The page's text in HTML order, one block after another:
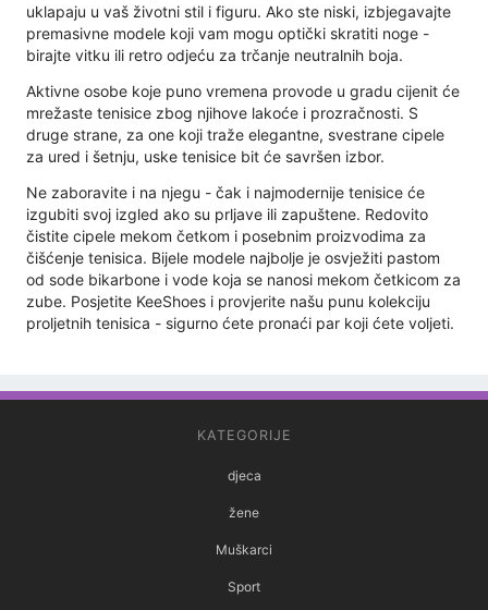
uklapaju u vaš životni stil i figuru. Ako ste niski, izbjegavajte
premasivne modele koji vam mogu optički skratiti noge -
birajte vitku ili retro odjeću za trčanje neutralnih boja.
Aktivne osobe koje puno vremena provode u gradu cijenit će
mrežaste tenisice zbog njihove lakoće i prozračnosti. S
druge strane, za one koji traže elegantne, svestrane cipele
za ured i šetnju, uske tenisice bit će savršen izbor.
Ne zaboravite i na njegu - čak i najmodernije tenisice će
izgubiti svoj izgled ako su prljave ili zapuštene. Redovito
čistite cipele mekom četkom i posebnim proizvodima za
čišćenje tenisica. Bijele modele najbolje je osvježiti pastom
od sode bikarbone i vode koja se nanosi mekom četkicom za
zube. Posjetite KeeShoes i provjerite našu punu kolekciju
proljetnih tenisica - sigurno ćete pronaći par koji ćete voljeti.
KATEGORIJE
djeca
žene
Muškarci
Sport